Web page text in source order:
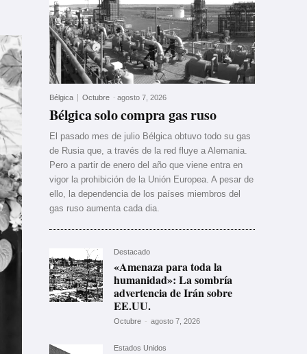
Bélgica Octubre - agosto 7, 2026
Bélgica solo compra gas ruso
El pasado mes de julio Bélgica obtuvo todo su gas
de Rusia que, a través de la red fluye a Alemania.
Pero a partir de enero del año que viene entra en
vigor la prohibición de la Unión Europea. A pesar de
ello, la dependencia de los países miembros del
gas ruso aumenta cada dia.
Destacado
«Amenaza para toda la
humanidad»: La sombría
advertencia de Irán sobre
EE.UU.
Octubre - agosto 7, 2026
Estados Unidos